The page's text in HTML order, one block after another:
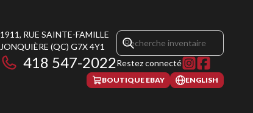
1911, RUE SAINTE-FAMILLE
JONQUIÈRE (QC) G7X 4Y1
418 547-2022Restez connecté
BOUTIQUE EBAY ENGLISH